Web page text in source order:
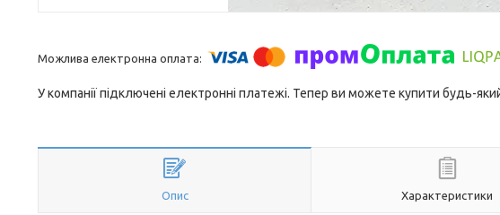
У компанії підключені електронні платежі. Тепер ви можете купити будь-
Опис Характеристики